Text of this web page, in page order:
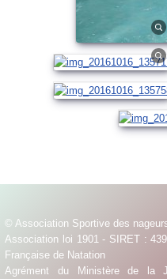
© Association Sportive des
Association loi 1901 - SIRET :
Française de Natation
Agrément du Ministère de la